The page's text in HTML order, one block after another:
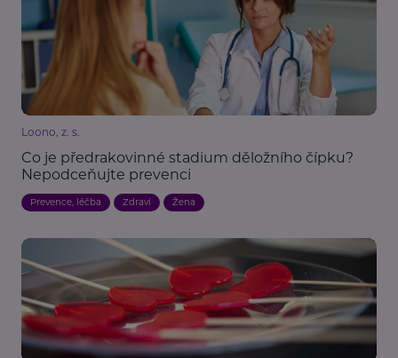
Loono, z. s.
Co je předrakovinné stadium děložního čípku?
Nepodceňujte prevenci
Prevence, léčba Zdraví Žena